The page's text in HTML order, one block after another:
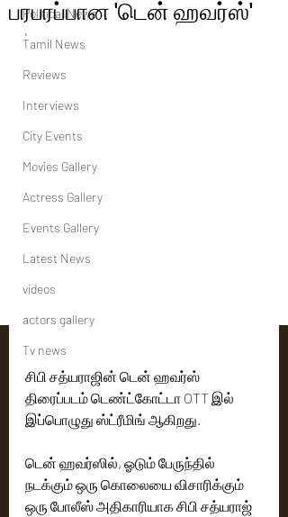
Political News
Tamil News
Reviews
Interviews
City Events
Movies Gallery
Actress Gallery
Events Gallery
Latest News
videos
actors gallery
Tv news
பரபரப்பான 'டென் ஹவர்ஸ்'
'
சிபி சத்யராஜின் டென் ஹவர்ஸ்
திரைப்படம் டெண்ட்கோட்டா OTT இல்
இப்பொழுது ஸ்ட்ரீமிங் ஆகிறது.
டென் ஹவர்ஸில், ஓடும் பேருந்தில்
நடக்கும் ஒரு கொலையை விசாரிக்கும்
ஒரு போலீஸ் அதிகாரியாக சிபி சத்யராஜ்